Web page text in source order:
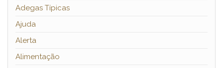
Adegas Típicas
Ajuda
Alerta
Alimentação